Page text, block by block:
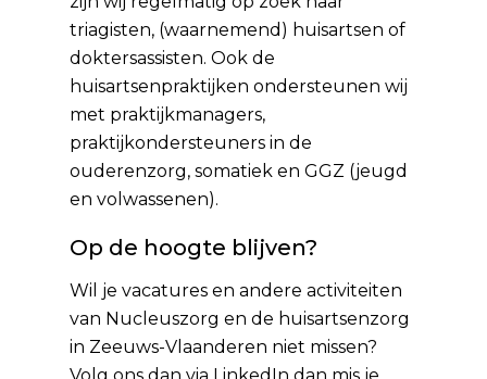
triagisten, (waarnemend) huisartsen of
doktersassisten. Ook de
huisartsenpraktijken ondersteunen wij
met praktijkmanagers,
praktijkondersteuners in de
ouderenzorg, somatiek en GGZ (jeugd
en volwassenen).
Op de hoogte blijven?
Wil je vacatures en andere activiteiten
van Nucleuszorg en de huisartsenzorg
in Zeeuws-Vlaanderen niet missen?